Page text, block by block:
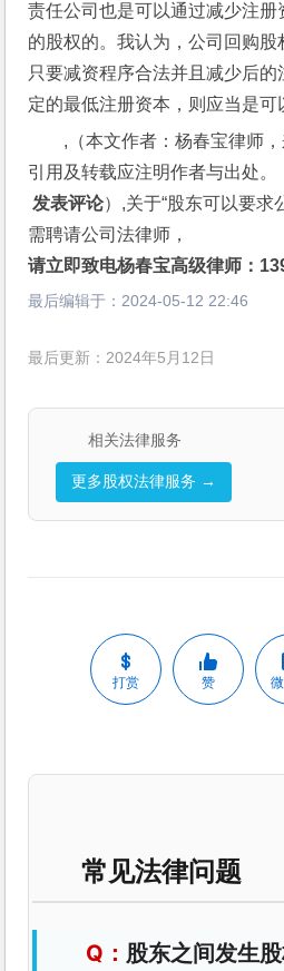
责任公司也是可以通过减少注册
的股权的。我认为，公司回购股
只要减资程序合法并且减少后
定的最低注册资本，则应当是可
,（本文作者：杨春宝律师
引用及转载应注明作者与出处。
发表评论）,关于“股东可以要求
需聘请公司法律师，
请立即致电杨春宝高级律师：
最后编辑于： 2024-05-12 22:46
最后更新：2024年5月12日
相关法律服务
更多股权法律服务 →
打赏 赞
常见法律问题
股东之间发生